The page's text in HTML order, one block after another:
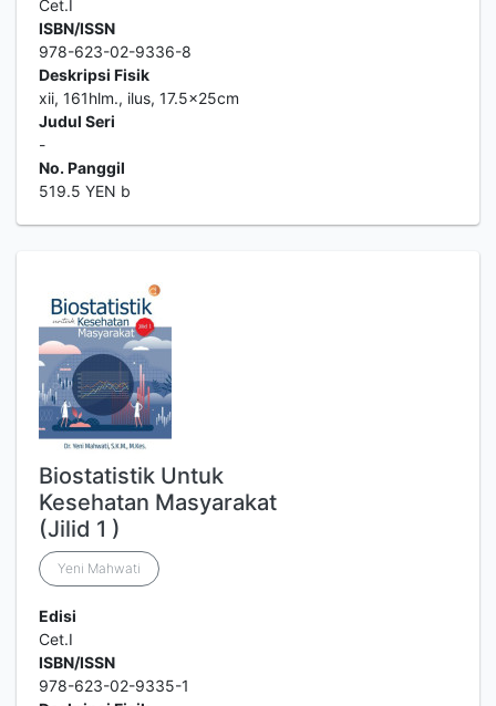
Cet.I
ISBN/ISSN
978-623-02-9336-8
Deskripsi Fisik
xii, 161hlm., ilus, 17.5x25cm
Judul Seri
-
No. Panggil
519.5 YEN b
Biostatistik Untuk
Kesehatan Masyarakat
(Jilid 1 )
Yeni Mahwati
Edisi
Cet.I
ISBN/ISSN
978-623-02-9335-1